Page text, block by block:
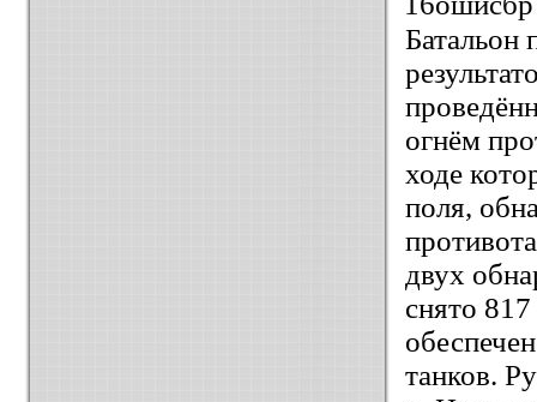
Батальон
огнём
ходе
поля,
двух
снято
танков.